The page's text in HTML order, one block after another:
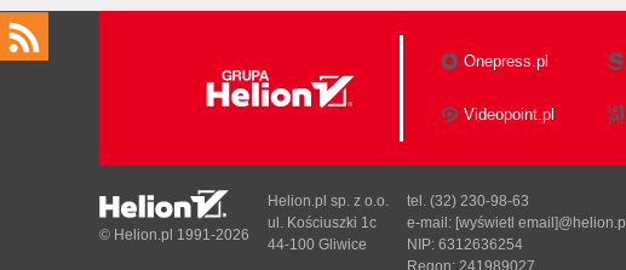
Onepress.pl
Videopoint.pl
© Helion.pl 1991-2026
Helion.pl sp. z o.o.
ul. Kościuszki 1c
44-100 Gliwice
tel. (32) 230-98-63
e-mail: [wyświetl email]@helion.pl
NIP: 6312636254
Regon: 241989027